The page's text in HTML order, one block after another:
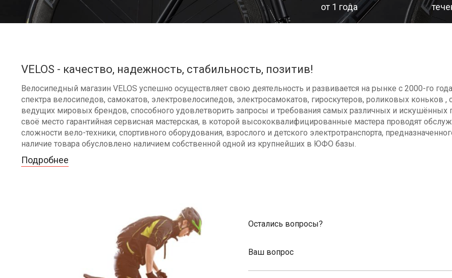
от 1 года
VELOS - качество, надежность, стабильность, позитив!
Велосипедный магазин VELOS успешно осуществляет свою деятельность и развивается на рынке с 2000-го
спектра велосипедов, самокатов, электровелосипедов, электросамокатов, гироскутеров, роликовых коньков ,
ведущих мировых брендов, способного удовлетворить запросы и требования самых различных и искушённых
своё место гарантийная сервисная мастерская, в которой высококвалифицированные мастера проводят
сложности вело-техники, спортивного оборудования, взрослого и детского электротранспорта,
наличие товара обусловлено наличием собственной одной из крупнейших в ЮФО базы.
Подробнее
Остались вопросы?
Ваш вопрос